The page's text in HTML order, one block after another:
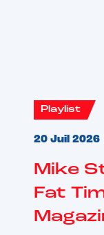
Playlist
20 Juil 2026
Mike
Fat